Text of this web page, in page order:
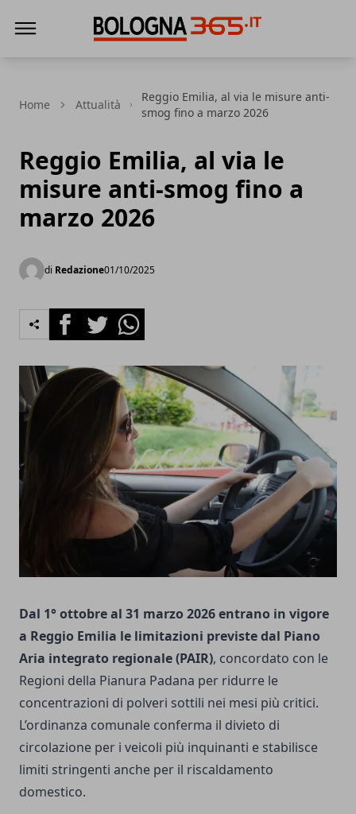
Home Attualità
Reggio Emilia, al via le misure anti-
smog fino a marzo 2026
Reggio Emilia, al via le
misure anti-smog fino a
marzo 2026
di Redazione01/10/2025
FacebookTwitterWhatsapp
Dal 1° ottobre al 31 marzo 2026 entrano in vigore
a Reggio Emilia le limitazioni previste dal Piano
Aria integrato regionale (PAIR), concordato con le
Regioni della Pianura Padana per ridurre le
concentrazioni di polveri sottili nei mesi più critici.
L’ordinanza comunale conferma il divieto di
circolazione per i veicoli più inquinanti e stabilisce
limiti stringenti anche per il riscaldamento
domestico.